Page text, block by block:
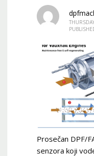
Prosečan DPF/
senzora koji